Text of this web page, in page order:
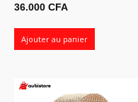
36.000 CFA
Ajouter au panier